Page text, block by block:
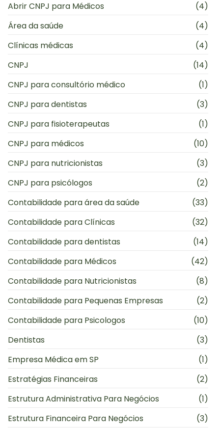
Abrir CNPJ para Médicos
(4)
Área da saúde
(4)
Clínicas médicas
(4)
CNPJ
(14)
CNPJ para consultório médico
(1)
CNPJ para dentistas
(3)
CNPJ para fisioterapeutas
(1)
CNPJ para médicos
(10)
CNPJ para nutricionistas
(3)
CNPJ para psicólogos
(2)
Contabilidade para área da saúde
(33)
Contabilidade para Clínicas
(32)
Contabilidade para dentistas
(14)
Contabilidade para Médicos
(42)
Contabilidade para Nutricionistas
(8)
Contabilidade para Pequenas Empresas
(2)
Contabilidade para Psicologos
(10)
Dentistas
(3)
Empresa Médica em SP
(1)
Estratégias Financeiras
(2)
Estrutura Administrativa Para Negócios
(1)
Estrutura Financeira Para Negócios
(3)